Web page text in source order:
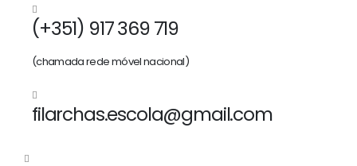
(+351) 917 369 719
(chamada rede móvel nacional)
filarchas.escola@gmail.com